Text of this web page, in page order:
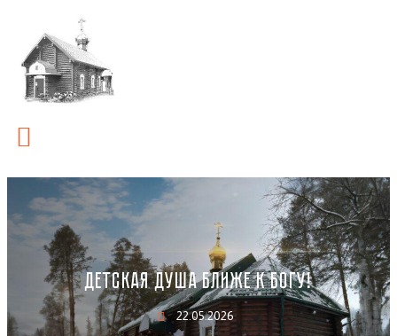
ДЕТСКАЯ ДУША БЛИЖЕ К БОГУ!
22.05.2026